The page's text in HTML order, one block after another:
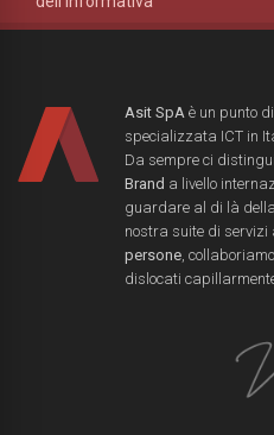
Asit SpA è un punto
specializzata ICT in
Da sempre ci
Brand a livello
guardare al di là
nostra suite di servizi
persone,
dislocati